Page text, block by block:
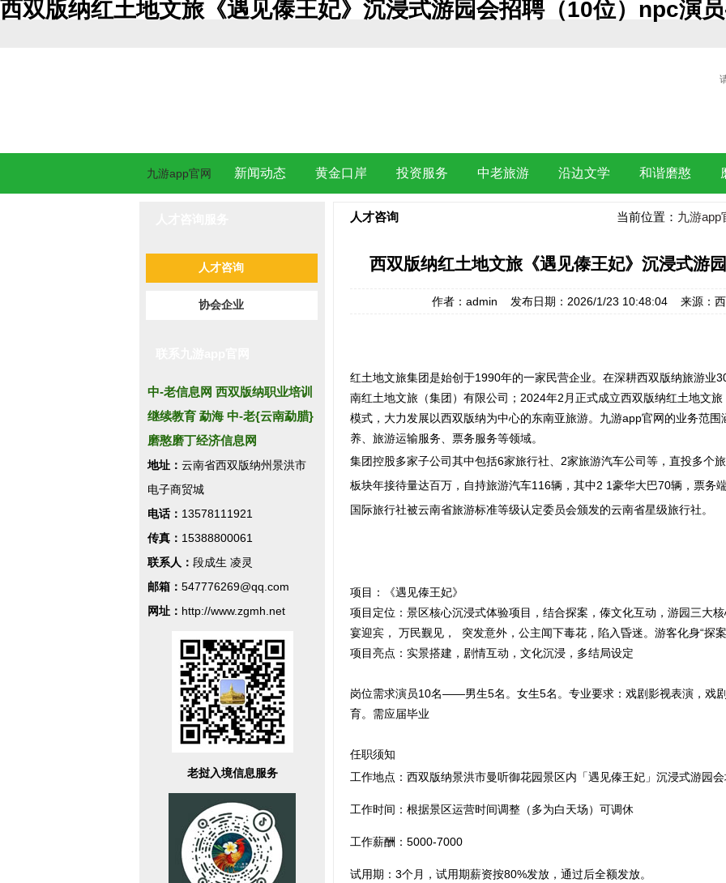
西双版纳红土地文旅《遇见傣王妃》沉浸式游园会招聘（10位）npc演
九游app官网 新闻动态 黄金口岸 投资服务 中老旅游 沿边文学 和谐磨憨
人才咨询
协会企业
中-老信息网 西双版纳职业培训
继续教育 勐海 中-老{云南勐腊}
磨憨磨丁经济信息网
地址： 云南省西双版纳州景洪市
电子商贸城
电话： 13578111921
传真： 15388800061
联系人： 段成生 凌灵
邮箱： 547776269@qq.com
网址： http://www.zgmh.net
老挝入境信息服务
人才咨询 当前位置： 九游app
西双版纳红土地文旅《遇见傣王妃》沉浸式游
作者：admin 发布日期：2026/1/23 10:48:04 来源：西
红土地文旅集团是始创于1990年的一家民营企业。在深耕西双版纳旅游业
南红土地文旅（集团）有限公司；2024年2月正式成立西双版纳红土地文
模式，大力发展以西双版纳为中心的东南亚旅游。九游app官网的业务范
养、旅游运输服务、票务服务等领域。
集团控股多家子公司其中包括6家旅行社、2家旅游汽车公司等，直投多个
板块年接待量达百万，自持旅游汽车116辆，其中2 1豪华大巴70辆，票务
国际旅行社被云南省旅游标准等级认定委员会颁发的云南省星级旅行社。
项目：《遇见傣王妃》
项目定位：景区核心沉浸式体验项目，结合探案，傣文化互动，游园三大
宴迎宾， 万民觐见， 突发意外，公主闻下毒花，陷入昏迷。游客化身“探
项目亮点：实景搭建，剧情互动，文化沉浸，多结局设定
岗位需求演员10名——男生5名。女生5名。专业要求：戏剧影视表演，戏
育。需应届毕业
任职须知
工作地点：西双版纳景洪市曼听御花园景区内「遇见傣王妃」沉浸式游园
工作时间：根据景区运营时间调整（多为白天场）可调休
工作薪酬：5000-7000
试用期：3个月，试用期薪资按80%发放，通过后全额发放。